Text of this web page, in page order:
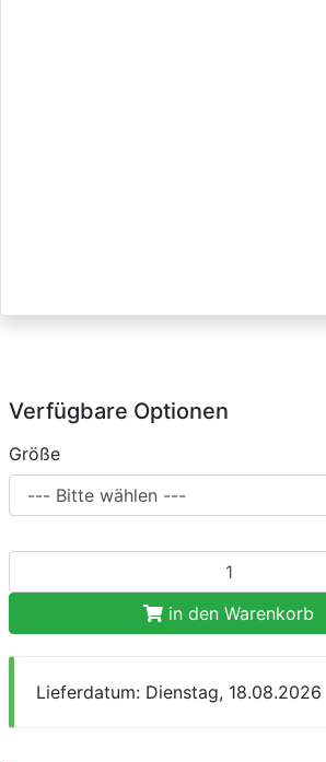
Verfügbare Optionen
Größe
in den Warenkorb
Lieferdatum: Dienstag, 18.08.2026